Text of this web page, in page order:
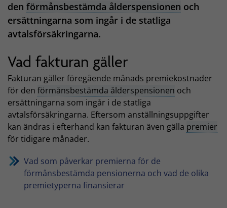
den förmånsbestämda ålderspensionen och
ersättningarna som ingår i de statliga
avtalsförsäkringarna.
Vad fakturan gäller
Fakturan gäller föregående månads premiekostnader
för den förmånsbestämda ålderspensionen och
ersättningarna som ingår i de statliga
avtalsförsäkringarna. Eftersom anställningsuppgifter
kan ändras i efterhand kan fakturan även gälla premier
för tidigare månader.
Vad som påverkar premierna för de
förmånsbestämda pensionerna och vad de olika
premietyperna finansierar